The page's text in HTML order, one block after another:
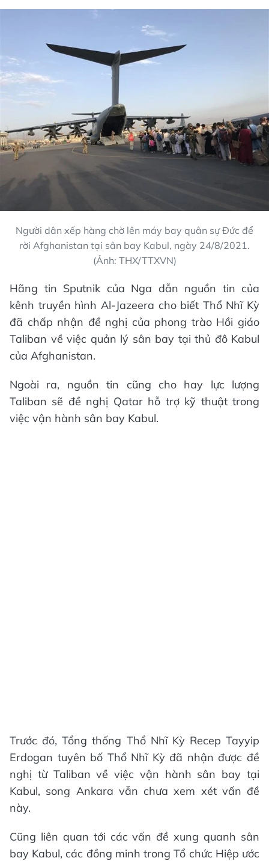
Người dân xếp hàng chờ lên máy bay quân sự Đức để
rời Afghanistan tại sân bay Kabul, ngày 24/8/2021.
(Ảnh: THX/TTXVN)
Hãng tin Sputnik của Nga dẫn nguồn tin của
kênh truyền hình Al-Jazeera cho biết Thổ Nhĩ Kỳ
đã chấp nhận đề nghị của phong trào Hồi giáo
Taliban về việc quản lý sân bay tại thủ đô Kabul
của Afghanistan.
Ngoài ra, nguồn tin cũng cho hay lực lượng
Taliban sẽ đề nghị Qatar hỗ trợ kỹ thuật trong
việc vận hành sân bay Kabul.
Trước đó, Tổng thống Thổ Nhĩ Kỳ Recep Tayyip
Erdogan tuyên bố Thổ Nhĩ Kỳ đã nhận được đề
nghị từ Taliban về việc vận hành sân bay tại
Kabul, song Ankara vẫn chưa xem xét vấn đề
này.
Cũng liên quan tới các vấn đề xung quanh sân
bay Kabul, các đồng minh trong Tổ chức Hiệp ước